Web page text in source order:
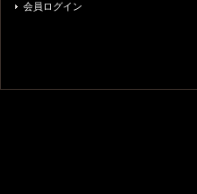
会員ログイン